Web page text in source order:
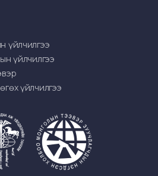
үйлчилгээ
үйлчилгээ
үйлчилгээ